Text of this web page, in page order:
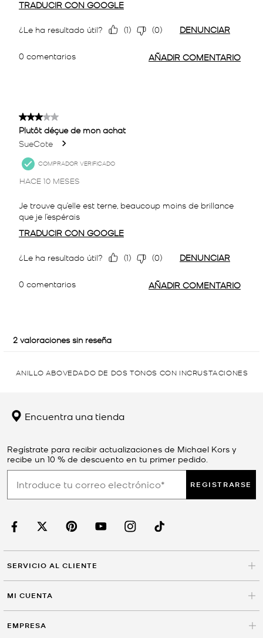
ANILLO ABOVEDADO DE DOS TONOS CON INCRUSTACIONES
Encuentra una tienda
Regístrate para recibir actualizaciones de Michael Kors y
recibe un 10 % de descuento en tu primer pedido.
REGISTRARSE
SERVICIO AL CLIENTE
MI CUENTA
EMPRESA